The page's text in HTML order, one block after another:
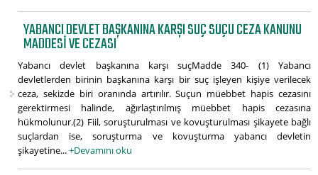
YABANCI DEVLET BAŞKANINA KARŞI SUÇ SUÇU CEZA KANUNU
MADDESI VE CEZASI
Yabancı devlet başkanına karşı suçMadde 340- (1) Yabancı
devletlerden birinin başkanına karşı bir suç işleyen kişiye verilecek
ceza, sekizde biri oranında artırılır. Suçun müebbet hapis cezasını
gerektirmesi halinde, ağırlaştırılmış müebbet hapis cezasına
hükmolunur.(2) Fiil, soruşturulması ve kovuşturulması şikayete bağlı
suçlardan ise, soruşturma ve kovuşturma yabancı devletin
şikayetine...+Devamını oku